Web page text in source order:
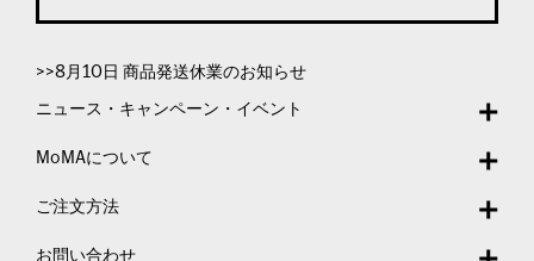
>>8月10日 商品発送休業のお知らせ
ニュース・キャンペーン・イベント
MoMAについて
ご注文方法
お問い合わせ